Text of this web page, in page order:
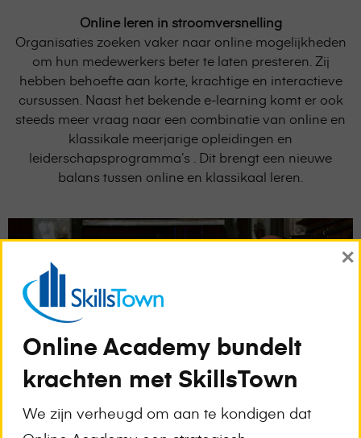
Online leren in stroomversnelling
Organisaties zoeken vaker naar online mogelijkheden
om hun medewerkers beter te laten presteren. Zij
hebben behoefte aan korte, krachtige en interactieve
cursussen. Naast het bekende e-learning komt er ook
steeds meer vraag naar een combinatie van online en
klassikale meerjarige opleidingen en
leiderschapsprogramma’s . Dit brengt een nieuwe
balans tussen online en klassikaal leren.
Online Academy bundelt
krachten met SkillsTown
We zijn verheugd om aan te kondigen dat
×